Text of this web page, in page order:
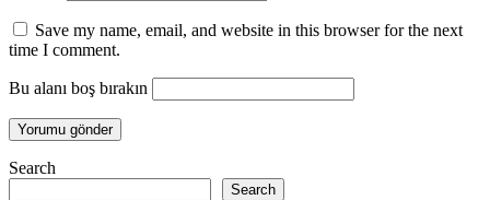
Save my name, email, and website in this browser for the next
time I comment.
Bu alanı boş bırakın
Search
Search